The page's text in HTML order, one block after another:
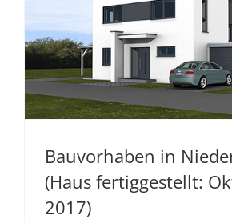
Bauvorhaben in
(Haus fertiggestellt:
2017)